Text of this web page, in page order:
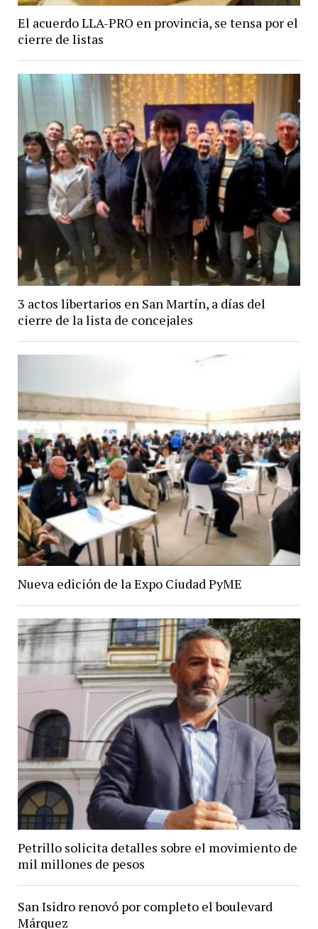
El acuerdo LLA-PRO en provincia, se tensa por el
cierre de listas
3 actos libertarios en San Martín, a días del
cierre de la lista de concejales
Nueva edición de la Expo Ciudad PyME
Petrillo solicita detalles sobre el movimiento de
mil millones de pesos
San Isidro renovó por completo el boulevard
Márquez